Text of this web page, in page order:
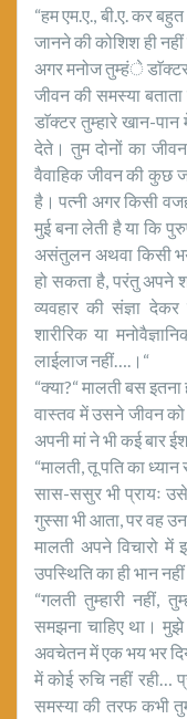
“हम एम.ए., बी.ए. कर
जानने की कोशिश ही
अगर मनोज तुम्हंे डाॅक्टर
जीवन की समस्या
डाॅक्टर तुम्हारे खान-
देते। तुम दोनों का
वैवाहिक जीवन की कुछ
है। पत्नी अगर किसी
मुई बना लेती है या कि
असंतुलन अथवा किसी
हो सकता है, परंतु अपने
व्यवहार की संज्ञा
शारीरिक या
लाईलाज नहीं….।“
“क्या?“ मालती बस इतना
वास्तव में उसने जीवन
अपनी मां ने भी कई बार
“मालती, तू पति का
सास-ससुर भी प्रायः
गुस्सा भी आता, पर वह
मालती अपने विचारो में
उपस्थिति का ही भान नहीं
“गलती तुम्हारी नहीं,
समझना चाहिए था।
अवचेतन में एक भय भर
में कोई रुचि नहीं रही…
समस्या की तरफ कभी